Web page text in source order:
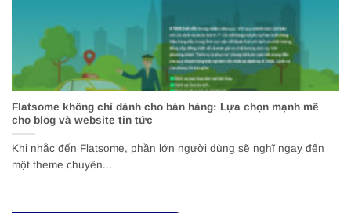
Flatsome không chỉ dành cho bán hàng: Lựa chọn mạnh mẽ
cho blog và website tin tức
Khi nhắc đến Flatsome, phần lớn người dùng sẽ nghĩ ngay đến
một theme chuyên...